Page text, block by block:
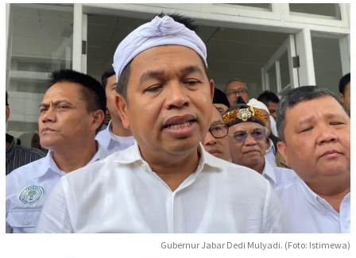
Gubernur Jabar Dedi Mulyadi. (Foto: Istimewa)